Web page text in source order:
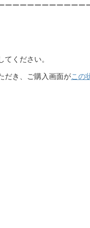
ーーーーーーーーーーー
ください。
だき、ご購入画面がこの